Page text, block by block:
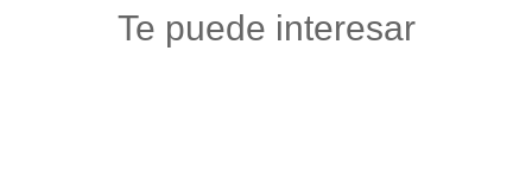
Te puede interesar